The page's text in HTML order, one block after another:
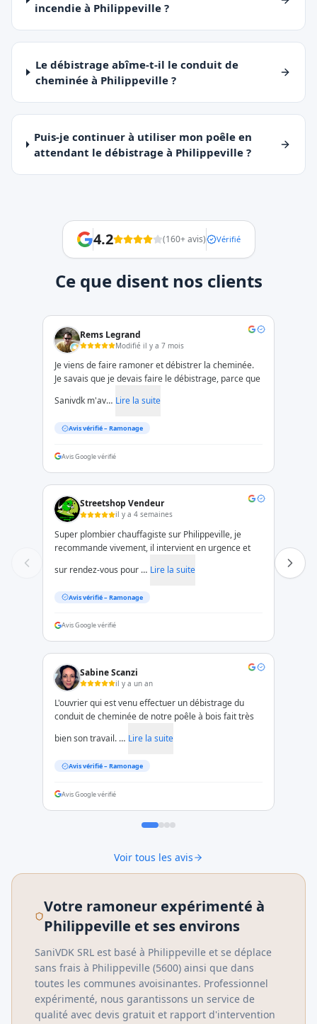
incendie à Philippeville ?
Le débistrage abîme-t-il le conduit de
cheminée à Philippeville ?
Puis-je continuer à utiliser mon poêle en
attendant le débistrage à Philippeville ?
4.2 (160+ avis) Vérifié
Ce que disent nos clients
Rems Legrand
Modifié il y a 7 mois
Je viens de faire ramoner et débistrer la cheminée.
Je savais que je devais faire le débistrage, parce que
Sanivdk m'av… Lire la suite
Avis vérifié –Ramonage
Avis Google vérifié
Streetshop Vendeur
il y a 4 semaines
Super plombier chauffagiste sur Philippeville, je
recommande vivement, il intervient en urgence et
sur rendez-vous pour … Lire la suite
Avis vérifié –Ramonage
Avis Google vérifié
Sabine Scanzi
il y a un an
L'ouvrier qui est venu effectuer un débistrage du
conduit de cheminée de notre poêle à bois fait très
bien son travail. … Lire la suite
Avis vérifié –Ramonage
Avis Google vérifié
Voir tous les avis
Votre ramoneur expérimenté à
Philippeville et ses environs
SaniVDK SRL est basé à Philippeville et se déplace
sans frais à Philippeville (5600) ainsi que dans
toutes les communes avoisinantes. Professionnel
expérimenté, nous garantissons un service de
qualité avec devis gratuit et rapport d'intervention